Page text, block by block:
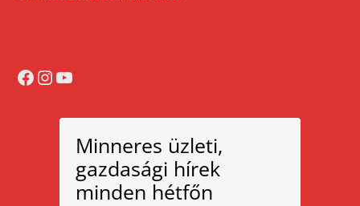
Facebook
Instagram
YouTube
Minneres üzleti,
gazdasági hírek
minden hétfőn